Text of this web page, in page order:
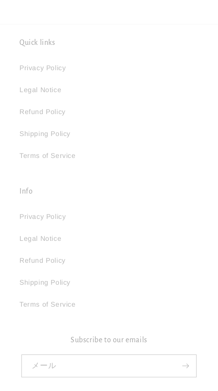
Quick links
Privacy Policy
Legal Notice
Refund Policy
Shipping Policy
Terms of Service
Info
Privacy Policy
Legal Notice
Refund Policy
Shipping Policy
Terms of Service
Subscribe to our emails
メール